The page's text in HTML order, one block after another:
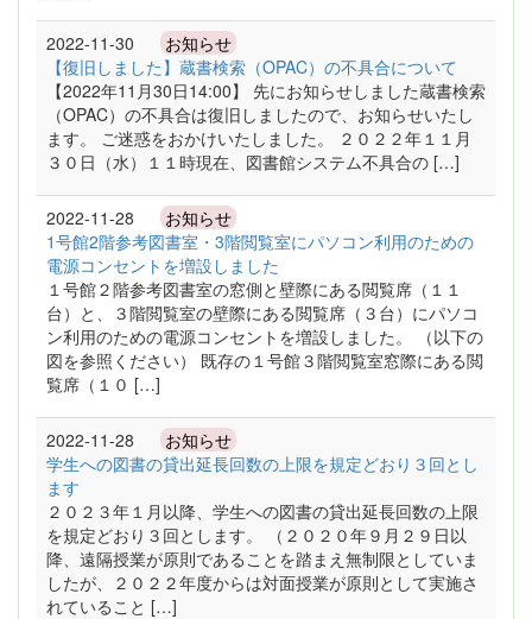
2022-11-30 お知らせ
【復旧しました】蔵書検索（OPAC）の不具合について
【2022年11月30日14:00】 先にお知らせしました蔵書検索
（OPAC）の不具合は復旧しましたので、お知らせいたし
ます。 ご迷惑をおかけいたしました。 ２０２２年１１月
３０日（水）１１時現在、図書館システム不具合の […]
2022-11-28 お知らせ
1号館2階参考図書室・3階閲覧室にパソコン利用のための
電源コンセントを増設しました
１号館２階参考図書室の窓側と壁際にある閲覧席（１１
台）と、３階閲覧室の壁際にある閲覧席（３台）にパソコ
ン利用のための電源コンセントを増設しました。 （以下の
図を参照ください） 既存の１号館３階閲覧室窓際にある閲
覧席（１０ […]
2022-11-28 お知らせ
学生への図書の貸出延長回数の上限を規定どおり３回とし
ます
２０２３年１月以降、学生への図書の貸出延長回数の上限
を規定どおり３回とします。 （２０２０年９月２９日以
降、遠隔授業が原則であることを踏まえ無制限としていま
したが、２０２２年度からは対面授業が原則として実施さ
れていること […]